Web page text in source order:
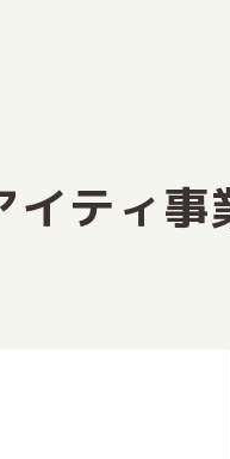
ティ事